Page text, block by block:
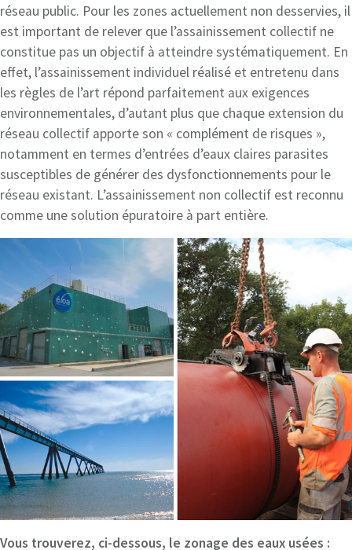
réseau public. Pour les zones actuellement non desservies, il
est important de relever que l’assainissement collectif ne
constitue pas un objectif à atteindre systématiquement. En
effet, l’assainissement individuel réalisé et entretenu dans
les règles de l’art répond parfaitement aux exigences
environnementales, d’autant plus que chaque extension du
réseau collectif apporte son « complément de risques »,
notamment en termes d’entrées d’eaux claires parasites
susceptibles de générer des dysfonctionnements pour le
réseau existant. L’assainissement non collectif est reconnu
comme une solution épuratoire à part entière.
Vous trouverez, ci-dessous, le zonage des eaux usées :